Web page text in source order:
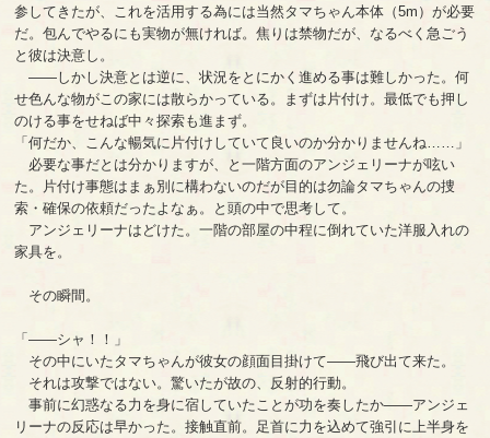
参してきたが、これを活用する為には当然タマちゃん本体（5m）が必要
だ。包んでやるにも実物が無ければ。焦りは禁物だが、なるべく急ごう
と彼は決意し。
――しかし決意とは逆に、状況をとにかく進める事は難しかった。何
せ色んな物がこの家には散らかっている。まずは片付け。最低でも押し
のける事をせねば中々探索も進まず。
「何だか、こんな暢気に片付けしていて良いのか分かりませんね……」
必要な事だとは分かりますが、と一階方面のアンジェリーナが呟い
た。片付け事態はまぁ別に構わないのだが目的は勿論タマちゃんの捜
索・確保の依頼だったよなぁ。と頭の中で思考して。
アンジェリーナはどけた。一階の部屋の中程に倒れていた洋服入れの
家具を。
その瞬間。
「――シャ！！」
その中にいたタマちゃんが彼女の顔面目掛けて――飛び出て来た。
それは攻撃ではない。驚いたが故の、反射的行動。
事前に幻惑なる力を身に宿していたことが功を奏したか――アンジェ
リーナの反応は早かった。接触直前。足首に力を込めて強引に上半身を